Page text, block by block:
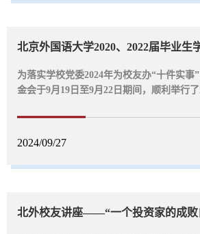
为落实学校党委2024年为校友办“十件实事
金会于9月19日至9月22日期间，顺利举行
2024/09/27